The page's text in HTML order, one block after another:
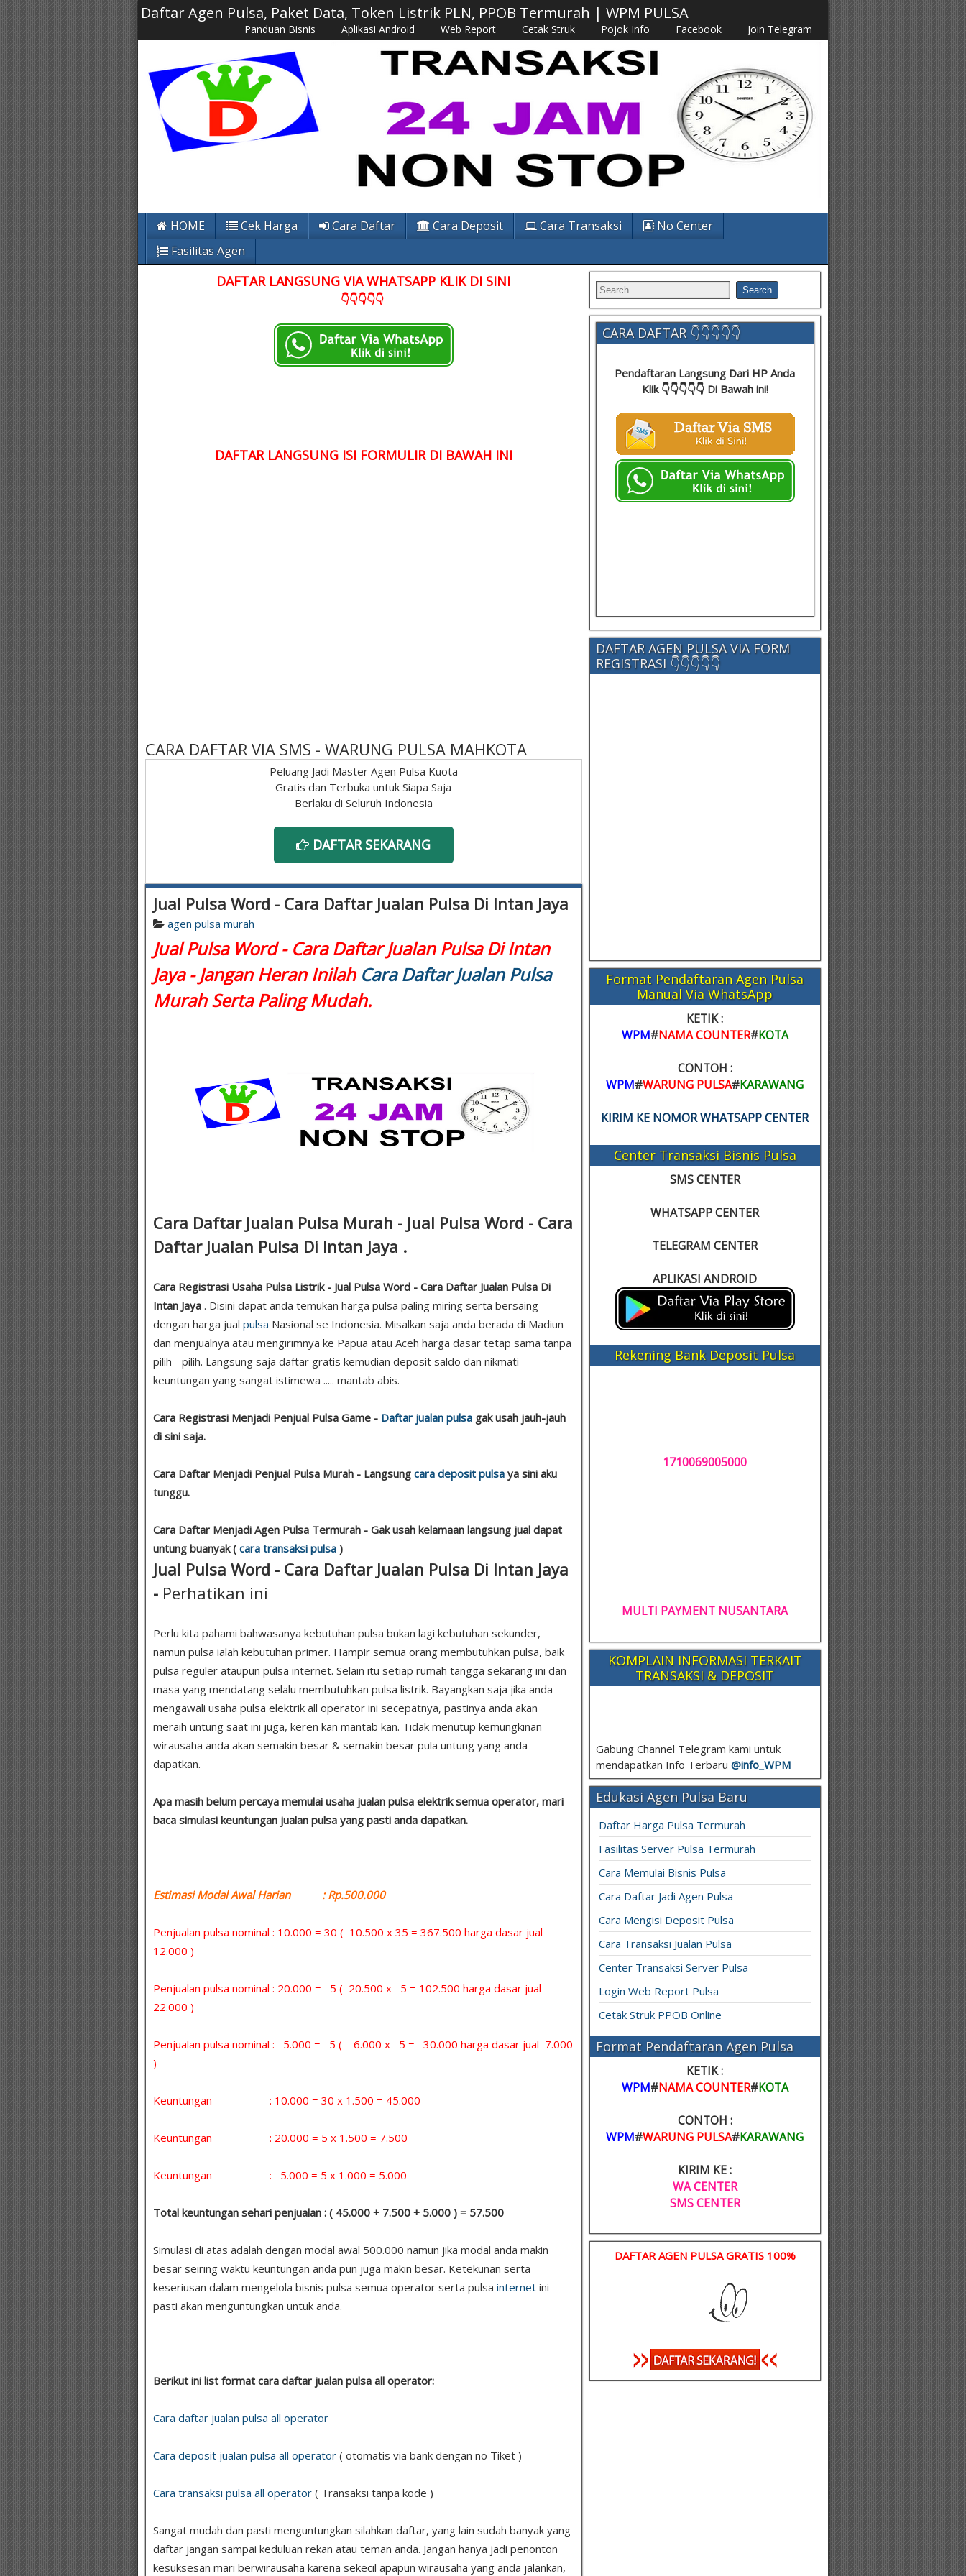
Daftar Agen Pulsa, Paket Data, Token Listrik PLN, PPOB Termurah | WPM PULSA
Panduan Bisnis Aplikasi Android Web Report Cetak Struk Pojok Info Facebook Join Telegram
HOME Cek Harga Cara Daftar Cara Deposit Cara Transaksi
No Center
Fasilitas Agen
DAFTAR LANGSUNG VIA WHATSAPP KLIK DI SINI
👇👇👇👇👇
DAFTAR LANGSUNG ISI FORMULIR DI BAWAH INI
CARA DAFTAR VIA SMS - WARUNG PULSA MAHKOTA
Peluang Jadi Master Agen Pulsa Kuota
Gratis dan Terbuka untuk Siapa Saja
Berlaku di Seluruh Indonesia
DAFTAR SEKARANG
Jual Pulsa Word - Cara Daftar Jualan Pulsa Di Intan Jaya
agen pulsa murah
Jual Pulsa Word - Cara Daftar Jualan Pulsa Di Intan
Jaya - Jangan Heran Inilah Cara Daftar Jualan Pulsa
Murah Serta Paling Mudah.
Cara Daftar Jualan Pulsa Murah - Jual Pulsa Word - Cara
Daftar Jualan Pulsa Di Intan Jaya .
Cara Registrasi Usaha Pulsa Listrik - Jual Pulsa Word - Cara Daftar Jualan Pulsa Di
Intan Jaya . Disini dapat anda temukan harga pulsa paling miring serta bersaing
dengan harga jual pulsa Nasional se Indonesia. Misalkan saja anda berada di Madiun
dan menjualnya atau mengirimnya ke Papua atau Aceh harga dasar tetap sama tanpa
pilih - pilih. Langsung saja daftar gratis kemudian deposit saldo dan nikmati
keuntungan yang sangat istimewa ..... mantab abis.
Cara Registrasi Menjadi Penjual Pulsa Game - Daftar jualan pulsa gak usah jauh-jauh
di sini saja.
Cara Daftar Menjadi Penjual Pulsa Murah - Langsung cara deposit pulsa ya sini aku
tunggu.
Cara Daftar Menjadi Agen Pulsa Termurah - Gak usah kelamaan langsung jual dapat
untung buanyak ( cara transaksi pulsa )
Jual Pulsa Word - Cara Daftar Jualan Pulsa Di Intan Jaya
- Perhatikan ini
Perlu kita pahami bahwasanya kebutuhan pulsa bukan lagi kebutuhan sekunder,
namun pulsa ialah kebutuhan primer. Hampir semua orang membutuhkan pulsa, baik
pulsa reguler ataupun pulsa internet. Selain itu setiap rumah tangga sekarang ini dan
masa yang mendatang selalu membutuhkan pulsa listrik. Bayangkan saja jika anda
mengawali usaha pulsa elektrik all operator ini secepatnya, pastinya anda akan
meraih untung saat ini juga, keren kan mantab kan. Tidak menutup kemungkinan
wirausaha anda akan semakin besar & semakin besar pula untung yang anda
dapatkan.
Apa masih belum percaya memulai usaha jualan pulsa elektrik semua operator, mari
baca simulasi keuntungan jualan pulsa yang pasti anda dapatkan.
Estimasi Modal Awal Harian : Rp.500.000
Penjualan pulsa nominal : 10.000 = 30 ( 10.500 x 35 = 367.500 harga dasar jual
12.000 )
Penjualan pulsa nominal : 20.000 = 5 ( 20.500 x 5 = 102.500 harga dasar jual
22.000 )
Penjualan pulsa nominal : 5.000 = 5 ( 6.000 x 5 = 30.000 harga dasar jual 7.000
)
Keuntungan : 10.000 = 30 x 1.500 = 45.000
Keuntungan : 20.000 = 5 x 1.500 = 7.500
Keuntungan : 5.000 = 5 x 1.000 = 5.000
Total keuntungan sehari penjualan : ( 45.000 + 7.500 + 5.000 ) = 57.500
Simulasi di atas adalah dengan modal awal 500.000 namun jika modal anda makin
besar seiring waktu keuntungan anda pun juga makin besar. Ketekunan serta
keseriusan dalam mengelola bisnis pulsa semua operator serta pulsa internet ini
pasti akan menguntungkan untuk anda.
Berikut ini list format cara daftar jualan pulsa all operator:
Cara daftar jualan pulsa all operator
Cara deposit jualan pulsa all operator ( otomatis via bank dengan no Tiket )
Cara transaksi pulsa all operator ( Transaksi tanpa kode )
Sangat mudah dan pasti menguntungkan silahkan daftar, yang lain sudah banyak yang
daftar jangan sampai keduluan rekan atau teman anda. Jangan hanya jadi penonton
kesuksesan mari berwirausaha karena sekecil apapun wirausaha yang anda jalankan,
CARA DAFTAR 👇👇👇👇👇
Pendaftaran Langsung Dari HP Anda
Klik 👇👇👇👇👇 Di Bawah ini!
DAFTAR AGEN PULSA VIA FORM
REGISTRASI 👇👇👇👇👇
Format Pendaftaran Agen Pulsa
Manual Via WhatsApp
KETIK :
WPM#NAMA COUNTER#KOTA
CONTOH :
WPM#WARUNG PULSA#KARAWANG
KIRIM KE NOMOR WHATSAPP CENTER
Center Transaksi Bisnis Pulsa
SMS CENTER
WHATSAPP CENTER
TELEGRAM CENTER
APLIKASI ANDROID
Rekening Bank Deposit Pulsa
1710069005000
MULTI PAYMENT NUSANTARA
KOMPLAIN INFORMASI TERKAIT
TRANSAKSI & DEPOSIT
Gabung Channel Telegram kami untuk
mendapatkan Info Terbaru @info_ WPM
Edukasi Agen Pulsa Baru
Daftar Harga Pulsa Termurah
Fasilitas Server Pulsa Termurah
Cara Memulai Bisnis Pulsa
Cara Daftar Jadi Agen Pulsa
Cara Mengisi Deposit Pulsa
Cara Transaksi Jualan Pulsa
Center Transaksi Server Pulsa
Login Web Report Pulsa
Cetak Struk PPOB Online
Format Pendaftaran Agen Pulsa
KETIK :
WPM#NAMA COUNTER#KOTA
CONTOH :
WPM#WARUNG PULSA#KARAWANG
KIRIM KE :
WA CENTER
SMS CENTER
DAFTAR AGEN PULSA GRATIS 100%